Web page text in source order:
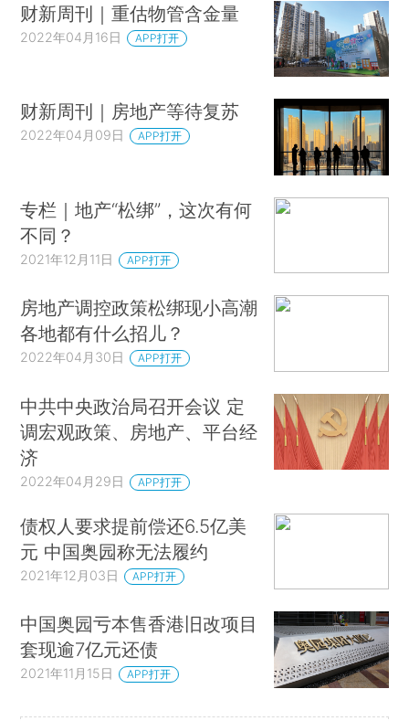
财新周刊｜重估物管含金量
2022年04月16日 APP打开
财新周刊｜房地产等待复苏
2022年04月09日 APP打开
专栏｜地产“松绑”，这次有何
不同？
2021年12月11日 APP打开
房地产调控政策松绑现小高潮
各地都有什么招儿？
2022年04月30日 APP打开
中共中央政治局召开会议 定
调宏观政策、房地产、平台经
济
2022年04月29日 APP打开
债权人要求提前偿还6.5亿美
元 中国奥园称无法履约
2021年12月03日 APP打开
中国奥园亏本售香港旧改项目
套现逾7亿元还债
2021年11月15日 APP打开